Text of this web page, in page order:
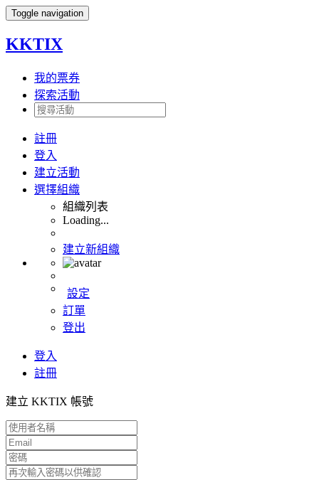
Toggle navigation
KKTIX
我的票券
探索活動
註冊
登入
建立活動
選擇組織
組織列表
Loading...
建立新組織
設定
訂單
登出
登入
註冊
建立 KKTIX 帳號